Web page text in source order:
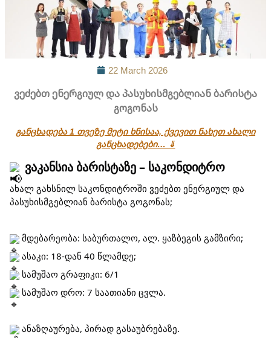
22 March 2026
ვეძებთ ენერგიულ და პასუხისმგებლიან ბარისტა
გოგონას
განცხადება 1 თვეზე მეტი ხნისაა, ქვევით ნახეთ ახალი
განცხადებები… ⇓
ვაკანსია ბარისტაზე – საკონდიტრო
ახალ გახსნილ საკონდიტროში ვეძებთ ენერგიულ და
პასუხისმგებლიან ბარისტა გოგონას;
მდებარეობა: საბურთალო, ალ. ყაზბეგის გამზირი;
ასაკი: 18-დან 40 წლამდე;
სამუშაო გრაფიკი: 6/1
სამუშაო დრო: 7 საათიანი ცვლა.
ანაზღაურება, პირად გასაუბრებაზე.